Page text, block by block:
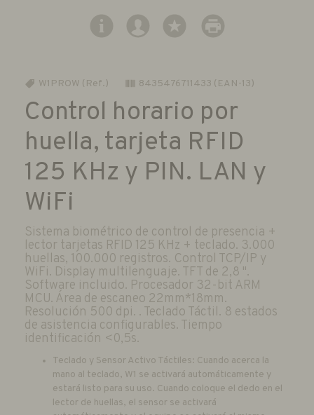
W1PROW (Ref.) 8435476711433 (EAN-13)
Control horario por
huella, tarjeta RFID
125 KHz y PIN. LAN y
WiFi
Sistema biométrico de control de presencia +
lector tarjetas RFID 125 KHz + teclado. 3.000
huellas, 100.000 registros. Control TCP/IP y
WiFi. Display multilenguaje. TFT de 2,8 ".
Software incluido. Procesador 32-bit ARM
MCU. Área de escaneo 22mm*18mm.
Resolución 500 dpi. . Teclado Táctil. 8 estados
de asistencia configurables. Tiempo
identificación <0,5s.
Teclado y Sensor Activo Táctiles: Cuando acerca la
mano al teclado, W1 se activará automáticamente y
estará listo para su uso. Cuando coloque el dedo en el
lector de huellas, el sensor se activará